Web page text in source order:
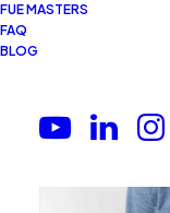
FUE MASTERS
FAQ
BLOG